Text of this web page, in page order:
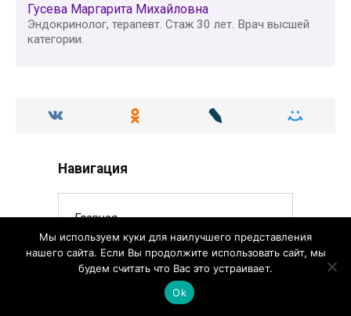
Гусева Маргарита Михайловна
Эндокринолог, терапевт. Стаж 30 лет. Врач высшей
категории.
Навигация
Главная
Статьи
Мы используем куки для наилучшего представления
нашего сайта. Если Вы продолжите использовать сайт, мы
будем считать что Вас это устраивает.
Ok